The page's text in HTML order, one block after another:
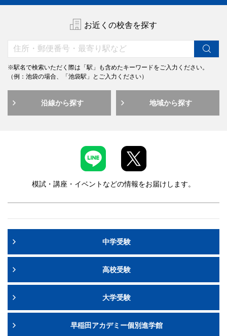
お近くの校舎を探す
※駅名で検索いただく際は「駅」も含めたキーワードをご入力ください。
（例：池袋の場合、「池袋駅」とご入力ください）
沿線から探す 地域から探す
模試・講座・イベントなどの情報をお届けします。
中学受験
高校受験
大学受験
早稲田アカデミー個別進学館